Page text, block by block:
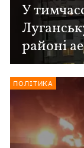
У
районі
ПОЛІТИКА